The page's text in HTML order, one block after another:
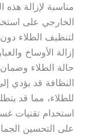
مناسبة لإزالة
الخارجي على
لتنظيف الطلاء
إزالة الأوساخ
حالة الطلاء
النظافة قد يؤدي
للطلاء، مما قد
استخدام تقنيات
على التحسين